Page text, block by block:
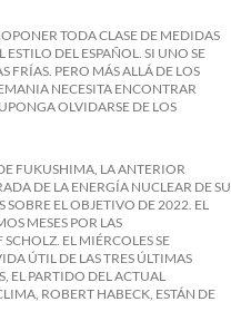
TODA CLASE DE MEDIDAS
DEL ESPAÑOL. SI UNO SE
FRÍAS. PERO MÁS ALLÁ DE LOS
NECESITA ENCONTRAR
OLVIDARSE DE LOS
FUKUSHIMA, LA ANTERIOR
DE LA ENERGÍA NUCLEAR DE SU
EL OBJETIVO DE 2022. EL
MESES POR LAS
EL MIÉRCOLES SE
ÚTIL DE LAS TRES ÚLTIMAS
EL PARTIDO DEL ACTUAL
ROBERT HABECK, ESTÁN DE